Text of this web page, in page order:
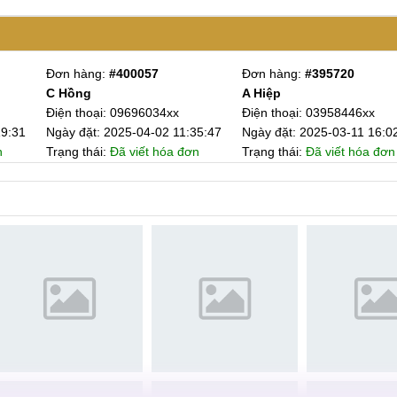
16:02:45
đơn
Đơn hàng:#395057
A. Thực
Điện thoại: 09834495xx
Ngày đặt: 2025-03-08 15:15:53
Trạng thái:Đã viết hóa đơn
Đơn hàng:#385664
A Tuệ
Điện thoại:
Ngày đặt: 2025-01-
Trạng thái:Đã viết